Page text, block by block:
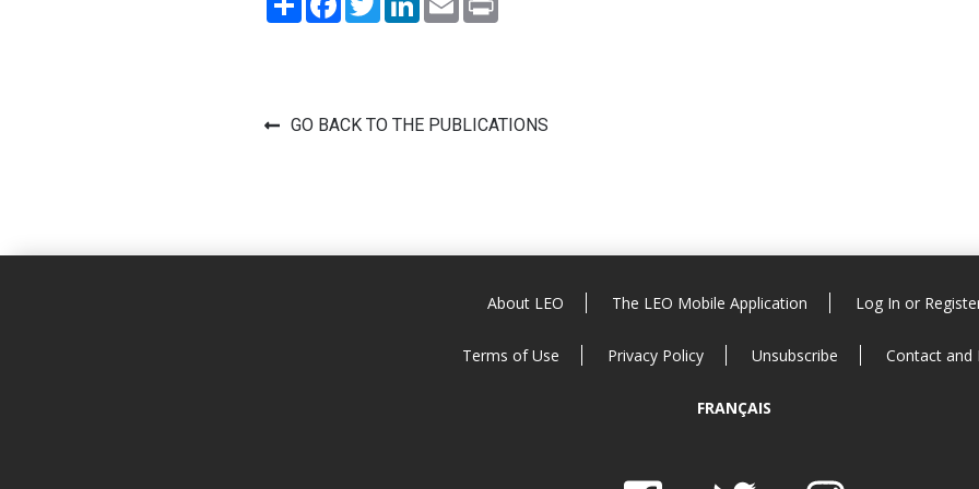
GO BACK TO THE PUBLICATIONS
About LEO The LEO Mobile Application Log In or
Terms of Use Privacy Policy Unsubscribe Contact and
FRANÇAIS